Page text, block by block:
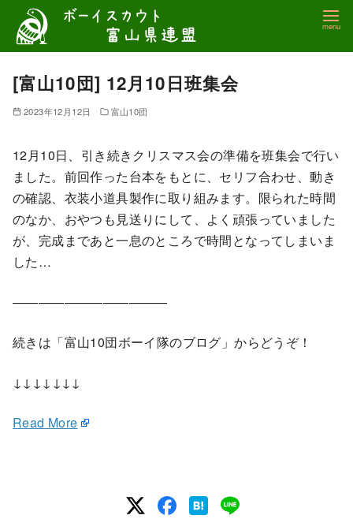
テ
[富山10団] 12月10日班集会
2023年12月12日 富山10団
12月10日、引き続きクリスマス会の準備を班集会で行い
ました。前回作った台本をもとに、セリフ合わせ、動き
の確認、衣装小道具製作に取り組みます。限られた時間
のなか、おやつも見送りにして、よく頑張っていました
が、完成まであと一息のところで時間となってしまいま
した…
————————————
続きは「富山10団ボーイ隊のブログ」からどうぞ！
↓↓↓↓↓↓↓
Read More